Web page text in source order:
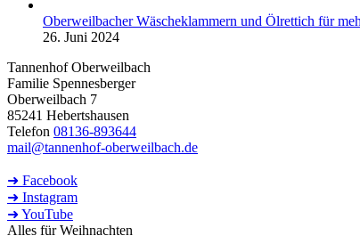
Oberweilbacher Wäscheklammern und Ölrettich für
26. Juni 2024
Tannenhof Oberweilbach
Familie Spennesberger
Oberweilbach 7
85241 Hebertshausen
Telefon 08136-893644
mail@tannenhof-oberweilbach.de
➜ Facebook
➜ Instagram
➜ YouTube
Alles für Weihnachten